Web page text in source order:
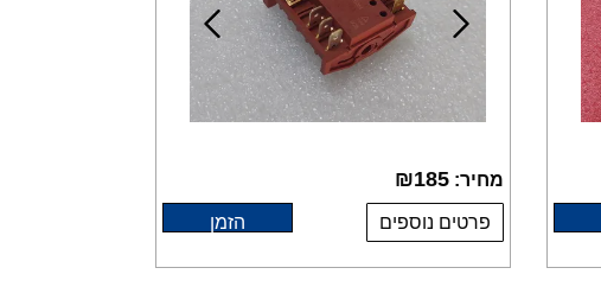
מחיר: ₪185
פרטים נוספים הזמן